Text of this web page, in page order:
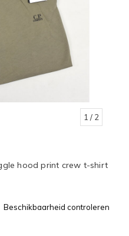
1 / 2
hood print crew t-shirt
Beschikbaarheid controleren